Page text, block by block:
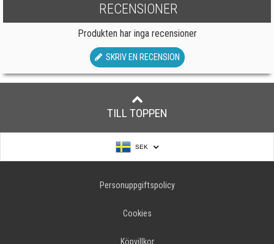
RECENSIONER
Produkten har inga recensioner
SKRIV EN RECENSION
TILL TOPPEN
SEK
Personuppgiftspolicy
Cookies